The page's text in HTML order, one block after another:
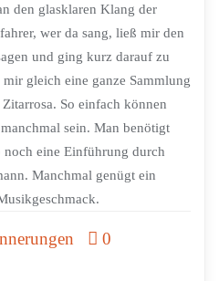
den glasklaren Klang der
wer da sang, ließ mir den
und ging kurz darauf zu
gleich eine ganze Sammlung
So einfach können
sein. Man benötigt
noch eine Einführung durch
Manchmal genügt ein
0